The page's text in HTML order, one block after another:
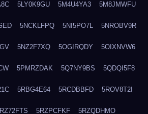
5LY0K9GU 5M4U4YA3 5M8JMWFU
5NCKLFPQ 5NI5PO7L 5NROBV9R
5NZ2F7XQ 5OGIRQDY 5OIXNVW6
5PMRZDAK 5Q7NY9BS 5QDQI5F8
5RBG4E64 5RCDBBFD 5ROV8T2I
5RZPCFKF 5RZQDHMO